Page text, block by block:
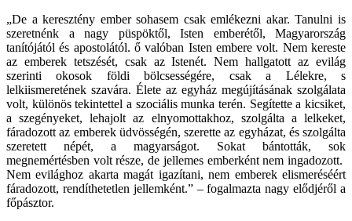
„De a keresztény ember sohasem csak emlékezni akar. Tanulni is
szeretnénk a nagy püspöktől, Isten emberétől, Magyarország
tanítójától és apostolától. ő valóban Isten embere volt. Nem kereste
az emberek tetszését, csak az Istenét. Nem hallgatott az evilág
szerinti okosok földi bölcsességére, csak a Lélekre, s
lelkiismeretének szavára. Élete az egyház megújításának szolgálata
volt, különös tekintettel a szociális munka terén. Segítette a kicsiket,
a szegényeket, lehajolt az elnyomottakhoz, szolgálta a lelkeket,
fáradozott az emberek üdvösségén, szerette az egyházat, és szolgálta
szeretett népét, a magyarságot. Sokat bántották, sok
megnemértésben volt része, de jellemes emberként nem ingadozott.
Nem evilághoz akarta magát igazítani, nem emberek elismeréséért
fáradozott, rendíthetetlen jellemként.” – fogalmazta nagy elődjéről a
főpásztor.